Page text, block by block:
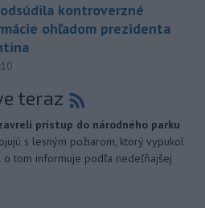
odsúdila kontroverzné
ohľadom prezidenta
teraz
prístup do národného parku
s lesným požiarom, ktorý vypukol
o tom informuje podľa nedeľňajšej